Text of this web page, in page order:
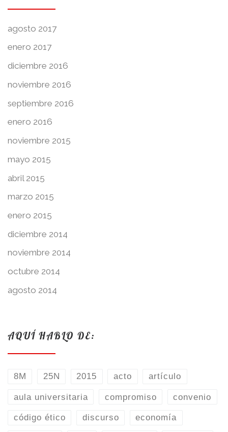
agosto 2017
enero 2017
diciembre 2016
noviembre 2016
septiembre 2016
enero 2016
noviembre 2015
mayo 2015
abril 2015
marzo 2015
enero 2015
diciembre 2014
noviembre 2014
octubre 2014
agosto 2014
AQUÍ HABLO DE:
8M 25N 2015 acto artículo
aula universitaria compromiso convenio
código ético discurso economía